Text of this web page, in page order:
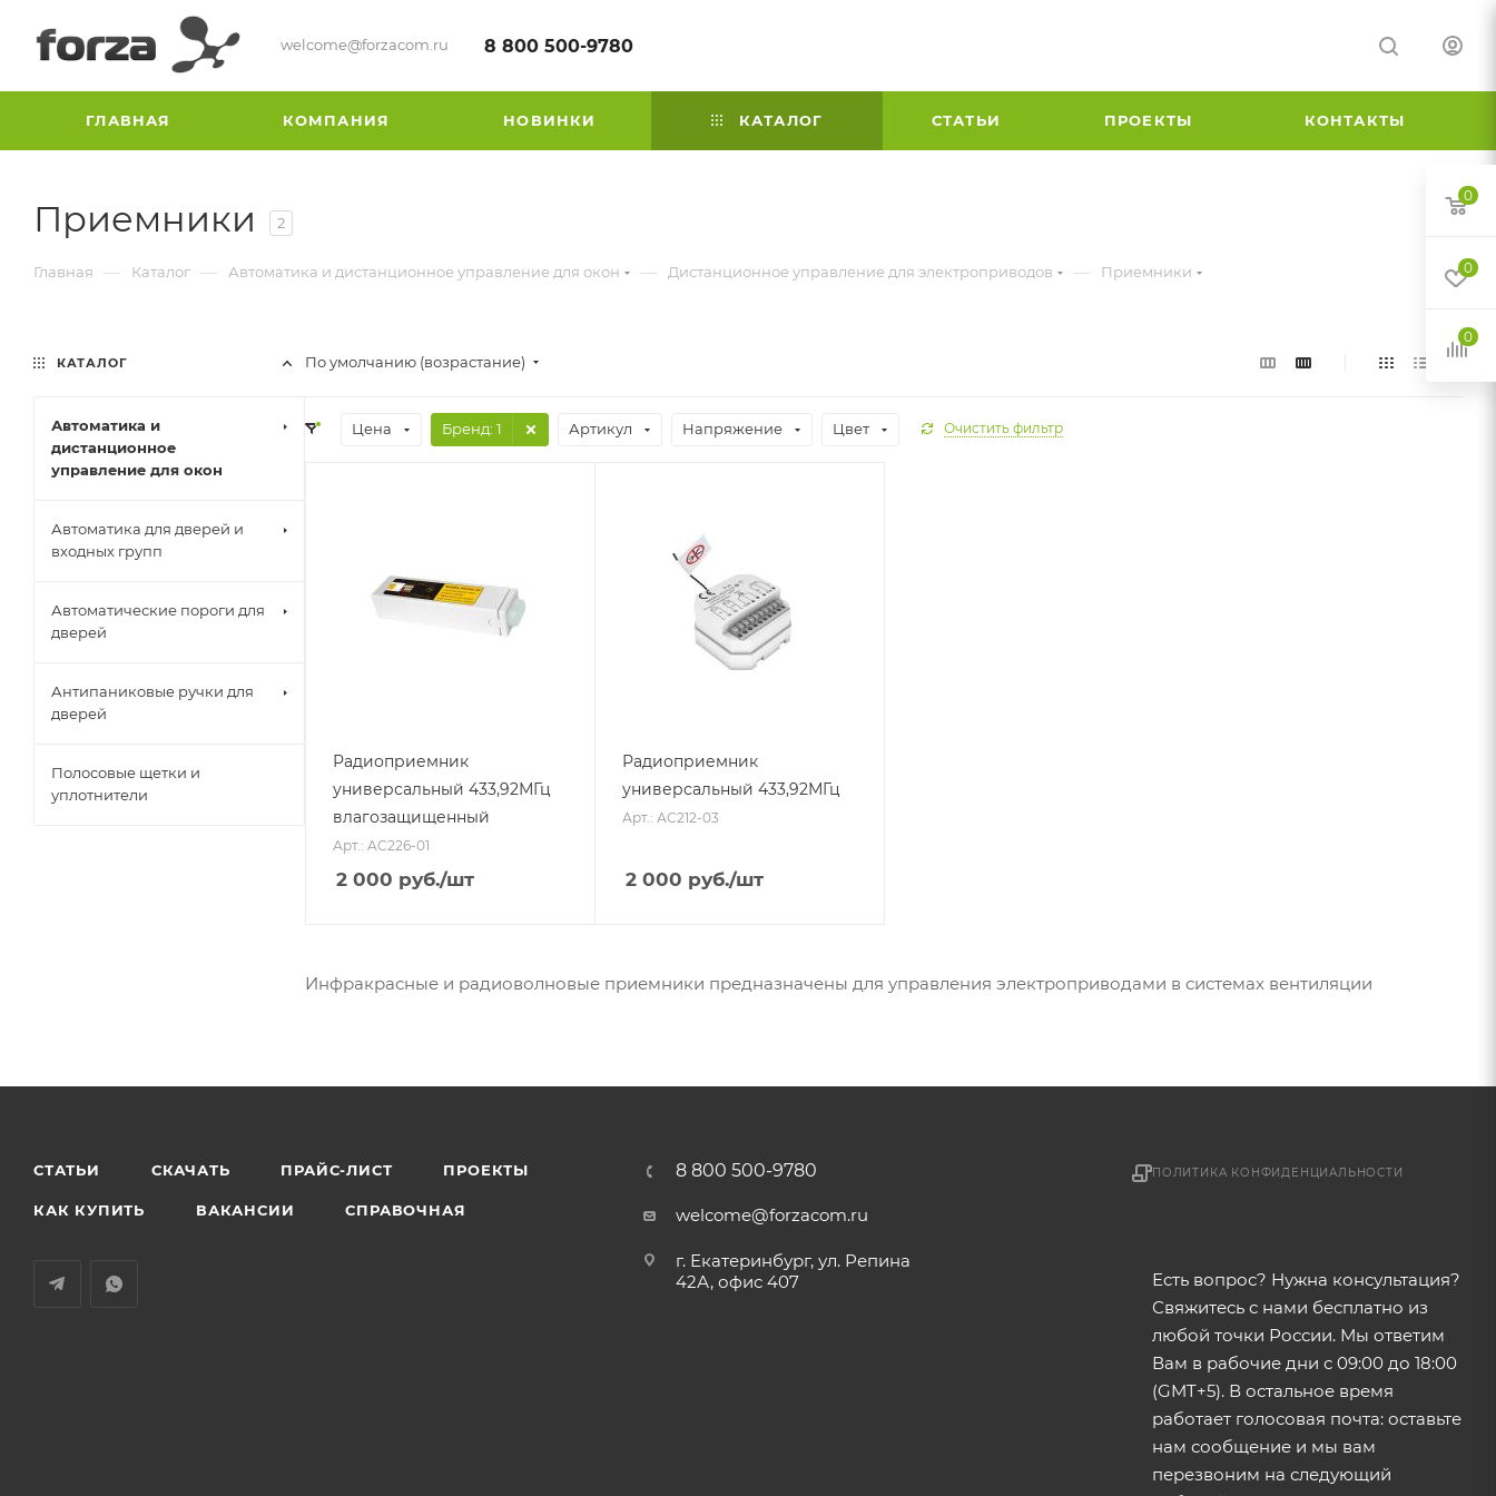
welcome@forzacom.ru 8 800 500-9780
ГЛАВНАЯ КОМПАНИЯ НОВИНКИ КАТАЛОГ СТАТЬИ ПРОЕКТЫ КОНТАКТЫ
Приемники 2
Главная — Каталог — Автоматика и дистанционное управление для окон — Дистанционное управление для электроприводов — Приемники
По умолчанию (возрастание)
Цена Бренд: 1 Артикул Напряжение Цвет Очистить фильтр
Радиоприемник
универсальный 433,92МГц
влагозащищенный
Арт.: AC226-01
2 000 руб./шт
Радиоприемник
универсальный 433,92МГц
Арт.: АС212-03
2 000 руб./шт
Инфракрасные и радиоволновые приемники предназначены для управления электроприводами в системах вентиляции
КАТАЛОГ
Автоматика и
дистанционное
управление для окон
Автоматика для дверей и
входных групп
Автоматические пороги для
дверей
Антипаниковые ручки для
дверей
Полосовые щетки и
уплотнители
СТАТЬИ СКАЧАТЬ ПРАЙС-ЛИСТ ПРОЕКТЫ
КАК КУПИТЬ ВАКАНСИИ СПРАВОЧНАЯ
8 800 500-9780
welcome@forzacom.ru
г. Екатеринбург, ул. Репина
42А, офис 407
ПОЛИТИКА КОНФИДЕНЦИАЛЬНОСТИ
Есть вопрос? Нужна консультация?
Свяжитесь с нами бесплатно из
любой точки России. Мы ответим
Вам в рабочие дни с 09:00 до 18:00
(GMT+5). В остальное время
работает голосовая почта: оставьте
нам сообщение и мы вам
перезвоним на следующий
0
0
0